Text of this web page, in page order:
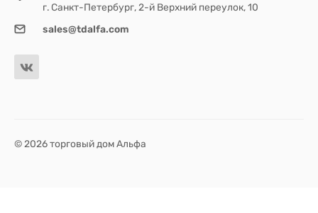
г. Санкт-Петербург, 2-й Верхний переулок, 10
sales@tdalfa.com
© 2026 торговый дом Альфа